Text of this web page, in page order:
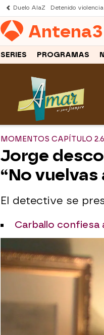
Duelo AlaZ Detenido
Antena3
SERIES PROGRAMAS
MOMENTOS CAPÍTULO
Jorge
“No
El detective se
Carballo confiesa